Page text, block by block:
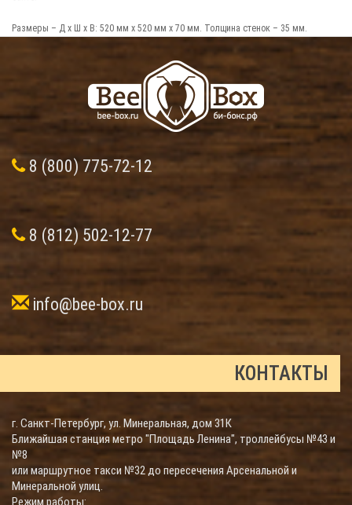
Размеры – Д х Ш x В: 520 мм x 520 мм x 70 мм. Толщина стенок – 35 мм.
8 (800) 775-72-12
8 (812) 502-12-77
info@bee-box.ru
КОНТАКТЫ
г. Санкт-Петербург, ул. Минеральная, дом 31К
Ближайшая станция метро "Площадь Ленина", троллейбусы №43 и
№8
или маршрутное такси №32 до пересечения Арсенальной и
Минеральной улиц.
Режим работы: